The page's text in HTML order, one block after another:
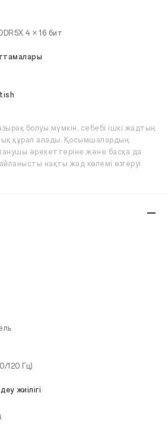
4 × 16 бит
болуы мүмкін, себебі ішкі жадтың
құрал алады. Қосымшалардың
әрекеттеріне және басқа да
нақты жад көлемі өзгеруі
120 Гц)
жиілігі